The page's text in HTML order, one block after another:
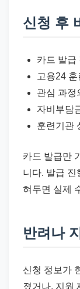
신청 후
카드 발급
고용24
관심 과정
자비부담
훈련기관
카드 발급만
니다. 발급 진
혀두면 실제
반려나
신청 정보가
졌거나, 지원